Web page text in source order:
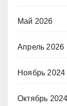
Май 2026
Апрель 2026
Ноябрь 2024
Октябрь 2024